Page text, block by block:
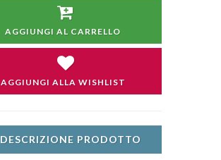
AGGIUNGI AL CARRELLO
AGGIUNGI ALLA WISHLIST
DESCRIZIONE PRODOTTO